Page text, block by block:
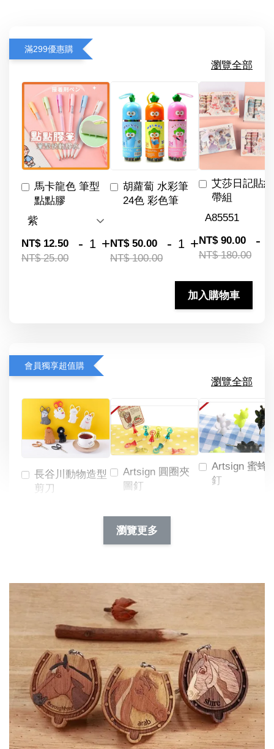
滿299優惠購
瀏覽全部
馬卡龍色 筆型
點點膠
NT$ 12.50
NT$ 25.00
- +
胡蘿蔔 水彩筆
24色 彩色筆
NT$ 50.00
NT$ 100.00
- +
艾莎日記貼
帶組
NT$ 90.00
NT$ 180.00
-
加入購物車
會員獨享超值購
瀏覽全部
長谷川動物造型
剪刀
Artsign 圓圈夾
圖釘
NT$ 19.00
NT$ 66.00
Artsign 蜜蜂
釘
加入購物車
瀏覽更多